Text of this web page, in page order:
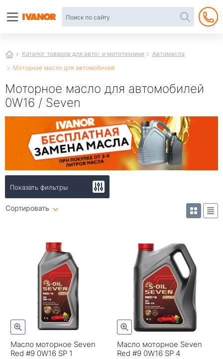
Каталог товаров для авто- и мототехники
Автомасла
Моторное масло для автомобилей
Моторное масло для автомобилей
0W16 / Seven
Показать фильтры
Сортировать
Масло моторное Seven
Red #9 0W16 SP 1
Масло моторное Seven
Red #9 0W16 SP 4
интернет-